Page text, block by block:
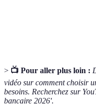
> 📺 Pour aller plus loin :
vidéo sur comment choisir
besoins. Recherchez sur
bancaire 2026'.